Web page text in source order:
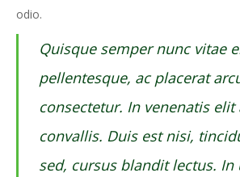
odio.
Quisque semper nunc vitae
pellentesque, ac placerat
consectetur. In venenatis elit
convallis. Duis est nisi,
sed, cursus blandit lectus.